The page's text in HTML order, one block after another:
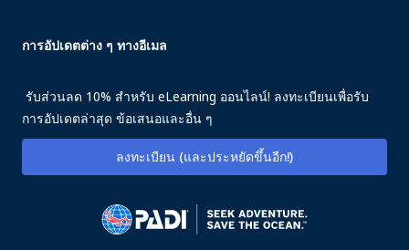
การอัปเดตต่าง ๆ ทางอีเมล
รับส่วนลด 10% สำหรับ eLearning ออนไลน์! ลงทะเบียนเพื่อรับ
การอัปเดตล่าสุด ข้อเสนอและอื่น ๆ
ลงทะเบียน (และประหยัดขึ้นอีก!)